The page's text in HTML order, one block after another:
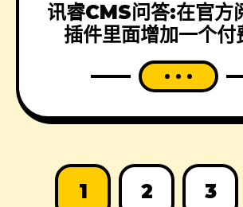
讯睿CMS问答:在官方
插件里面增加一个付
1 2 3